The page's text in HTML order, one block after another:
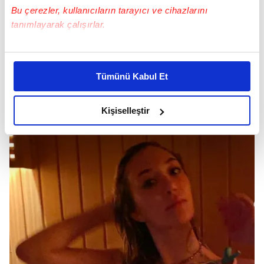
Bu çerezler, kullanıcıların tarayıcı ve cihazlarını
tanımlayarak çalışırlar.
Bu çerezlere izin vermeniz halinde sizlere özel
daha iyi reklam deneyimi yaşatabiliriz. Bunu yaparken
amacımızın size daha iyi bir reklam deneyimi sunmak
olduğunu ve sizlere en iyi içerikleri sunabilmek adına
elimizden gelen çabayı gösterdiğimizi ve bu noktada,
reklamların maliyetlerimizi karşılamak noktasında tek gelir
kalemimiz olduğunu sizlere hatırlatmak isteriz.
Her halükârda, kullanıcılar, bu çerezlere izin vermedikleri
takdirde, kullanıcılara hedefli reklamlar
gösterilmeyecektir."
Sizlere daha iyi bir hizmet sunabilmek için İnternet
Sitemizde kendimize ve üçüncü kişilere ait çerezler
Tümünü Kabul Et
Kişiselleştir
Erbil, saunada ıslak saçla olduğu anları
takipçileriyle paylaştı.